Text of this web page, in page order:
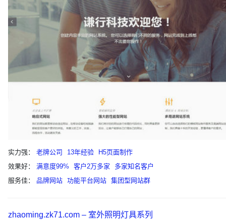
实力强： 老牌公司 13年经验
H5页面制作
效果好：
满意度99% 客户2万多家
多家知名客户
服务佳：
品牌网站 功能平台网站 集团型网站群
zhaoming.zk71.com – 室外照明灯具系列